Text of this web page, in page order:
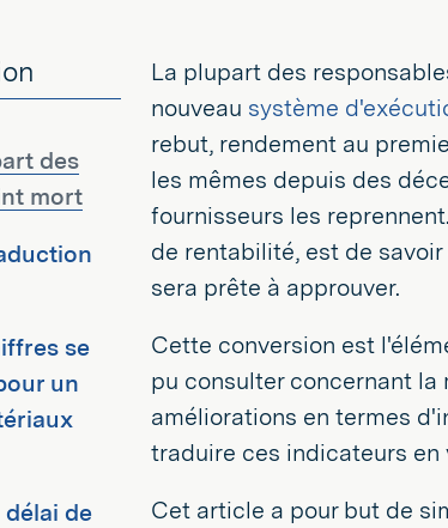
des
mort
se
un
de
La plupart des
nouveau système
rebut, rendement au
les mêmes depuis des
fournisseurs les
de rentabilité, est de
sera prête à approuver.
Cette conversion est
pu consulter concernant la
améliorations en termes
traduire ces indicateurs en
Cet article a pour but de